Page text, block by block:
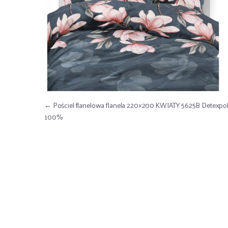
Nawigacja wpisu
← Pościel flanelowa flanela 220×200 KWIATY 5625B
100%